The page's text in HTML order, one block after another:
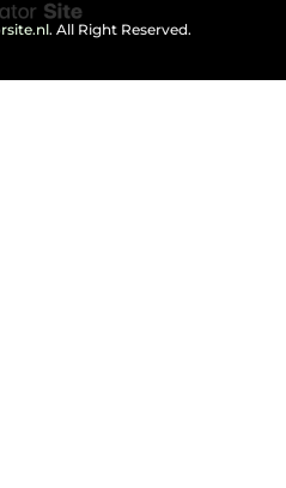
. All Right Reserved.